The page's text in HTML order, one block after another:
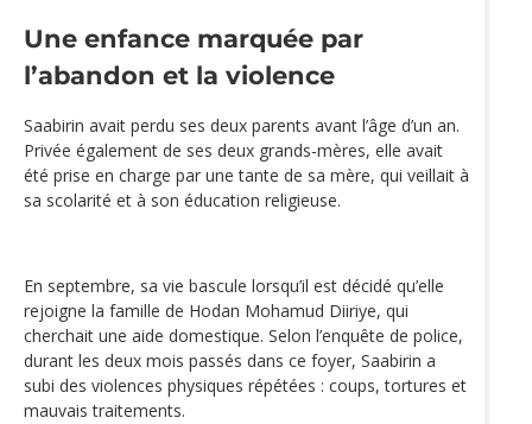
Une enfance marquée par
l’abandon et la violence
Saabirin avait perdu ses deux parents avant l’âge d’un an.
Privée également de ses deux grands-mères, elle avait
été prise en charge par une tante de sa mère, qui veillait à
sa scolarité et à son éducation religieuse.
En septembre, sa vie bascule lorsqu’il est décidé qu’elle
rejoigne la famille de Hodan Mohamud Diiriye, qui
cherchait une aide domestique. Selon l’enquête de police,
durant les deux mois passés dans ce foyer, Saabirin a
subi des violences physiques répétées : coups, tortures et
mauvais traitements.